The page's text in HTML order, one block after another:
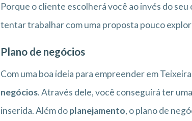
Porque o cliente escolherá você ao invés do
tentar trabalhar com uma proposta pouco
Plano de negócios
Com uma boa ideia para empreender em
negócios. Através dele, você conseguirá ter
inserida. Além doplanejamento, o plano de